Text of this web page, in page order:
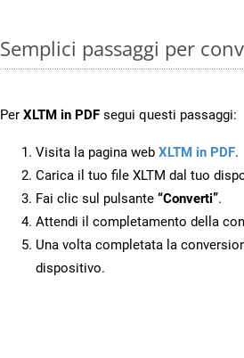
Semplici passaggi per
Per XLTM in PDF segui questi passaggi:
Visita la pagina web XLTM in PDF.
Carica il tuo file XLTM dal tuo
Fai clic sul pulsante “Converti”.
Attendi il completamento della
Una volta completata la
dispositivo.